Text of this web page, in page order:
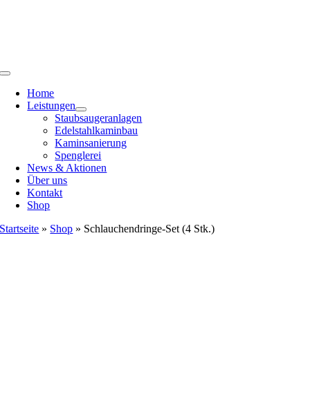
Toggle
NavigationHome
Leistungen
Staubsaugeranlagen
Edelstahlkaminbau
Kaminsanierung
Spenglerei
News & Aktionen
Über uns
Kontakt
Shop
Startseite » Shop » Schlauchendringe-Set (4 Stk.)